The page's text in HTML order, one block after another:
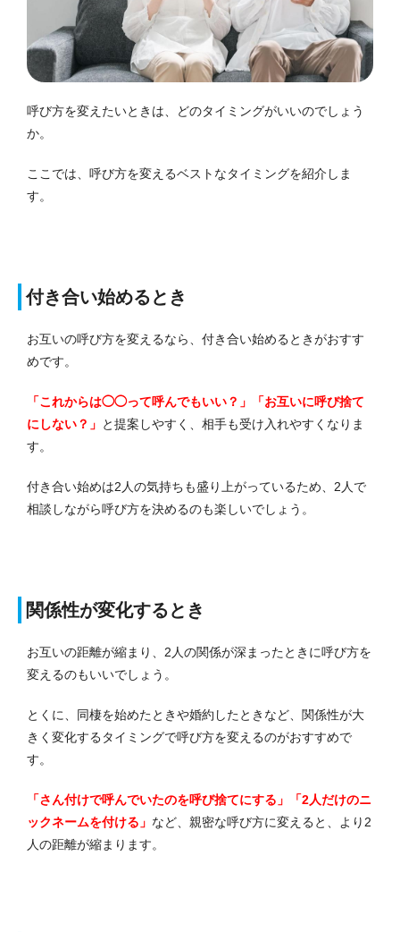
呼び方を変えたいときは、どのタイミングがいいのでしょう
か。
ここでは、呼び方を変えるベストなタイミングを紹介しま
す。
付き合い始めるとき
お互いの呼び方を変えるなら、付き合い始めるときがおすす
めです。
「これからは◯◯って呼んでもいい？」「お互いに呼び捨て
にしない？」 と提案しやすく、相手も受け入れやすくなりま
す。
付き合い始めは2人の気持ちも盛り上がっているため、2人で
相談しながら呼び方を決めるのも楽しいでしょう。
関係性が変化するとき
お互いの距離が縮まり、2人の関係が深まったときに呼び方を
変えるのもいいでしょう。
とくに、同棲を始めたときや婚約したときなど、関係性が大
きく変化するタイミングで呼び方を変えるのがおすすめで
す。
「さん付けで呼んでいたのを呼び捨てにする」「2人だけのニ
ックネームを付ける」 など、親密な呼び方に変えると、より2
人の距離が縮まります。